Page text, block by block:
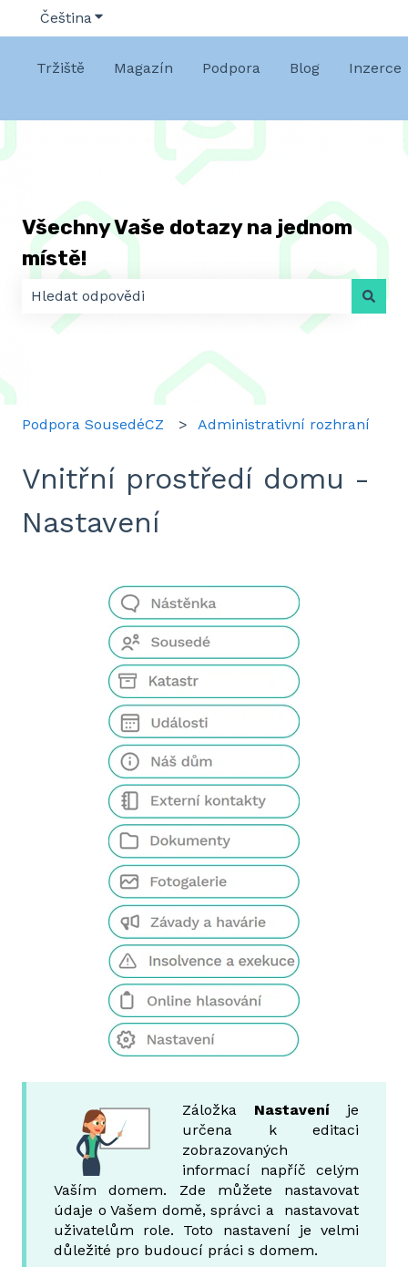
ČeštinaZobrazit podnabídku pro překlady
Tržiště Magazín Podpora Blog Inzerce
Všechny Vaše dotazy na jednom
místě!
K dispozici nejsou žádné návrhy, protože pole
Podpora SousedéCZ Administrativní rozhraní
Vnitřní prostředí domu -
Nastavení
Záložka Nastavení je
určena k editaci
zobrazovaných
informací napříč celým
Vaším domem. Zde můžete nastavovat
údaje o Vašem domě, správci a nastavovat
uživatelům role. Toto nastavení je velmi
důležité pro budoucí práci s domem.